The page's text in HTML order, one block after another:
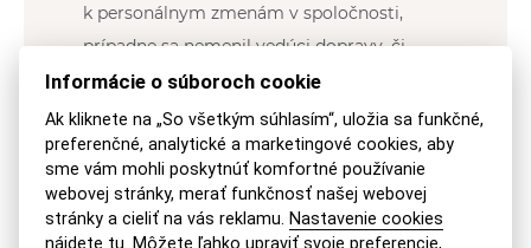
k personálnym zmenám v spoločnosti,
prípadne sa nemenil vedúci dopravy, či
miesto garážovania a parkovania).
JUDr. Veronika Michalíková, MBA
Informácie o súboroch cookie
Ak kliknete na „So všetkým súhlasím“, uložia sa funkčné,
preferenčné, analytické a marketingové cookies, aby
sme vám mohli poskytnúť komfortné používanie
webovej stránky, merať funkčnosť našej webovej
stránky a cieliť na vás reklamu. Nastavenie cookies
nájdete tu . Môžete ľahko upraviť svoje preferencie,